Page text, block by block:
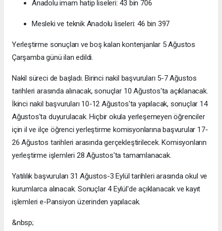
Anadolu imam hatip liseleri: 43 bin 706
Mesleki ve teknik Anadolu liseleri: 46 bin 397
Yerleştirme sonuçları ve boş kalan kontenjanlar 5 Ağustos
Çarşamba günü ilan edildi.
Nakil süreci de başladı. Birinci nakil başvuruları 5-7 Ağustos
tarihleri arasında alınacak, sonuçlar 10 Ağustos'ta açıklanacak.
İkinci nakil başvuruları 10-12 Ağustos'ta yapılacak, sonuçlar 14
Ağustos'ta duyurulacak. Hiçbir okula yerleşemeyen öğrenciler
için il ve ilçe öğrenci yerleştirme komisyonlarına başvurular 17-
26 Ağustos tarihleri arasında gerçekleştirilecek. Komisyonların
yerleştirme işlemleri 28 Ağustos'ta tamamlanacak.
Yatılılık başvuruları 31 Ağustos-3 Eylül tarihleri arasında okul ve
kurumlarca alınacak. Sonuçlar 4 Eylül'de açıklanacak ve kayıt
işlemleri e-Pansiyon üzerinden yapılacak.
&nbsp;